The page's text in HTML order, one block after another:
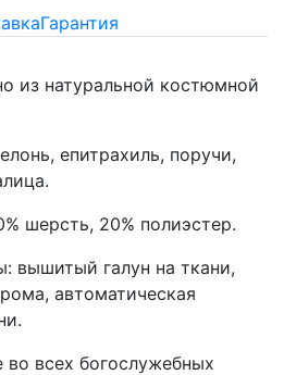
Гарантия
из натуральной костюмной
епитрахиль, поручи,
шерсть, 20% полиэстер.
вышитый галун на ткани,
автоматическая
всех богослужебных